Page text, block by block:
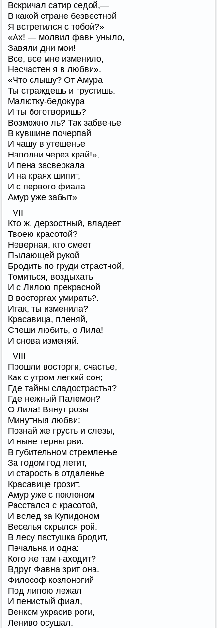
Вскричал сатир седой,—
В какой стране безвестной
Я встретился с тобой?»
«Ах! — молвил фавн уныло,
Завяли дни мои!
Все, все мне изменило,
Несчастен я в любви».
«Что слышу? От Амура
Ты страждешь и грустишь,
Малютку-бедокура
И ты боготворишь?
Возможно ль? Так забвенье
В кувшине почерпай
И чашу в утешенье
Наполни через край!»,
И пена засверкала
И на краях шипит,
И с первого фиала
Амур уже забыт»
VII
Кто ж, дерзостный, владеет
Твоею красотой?
Неверная, кто смеет
Пылающей рукой
Бродить по груди страстной,
Томиться, воздыхать
И с Лилою прекрасной
В восторгах умирать?.
Итак, ты изменила?
Красавица, пленяй,
Спеши любить, о Лила!
И снова изменяй.
VIII
Прошли восторги, счастье,
Как с утром легкий сон;
Где тайны сладострастья?
Где нежный Палемон?
О Лила! Вянут розы
Минутныя любви:
Познай же грусть и слезы,
И ныне терны рви.
В губительном стремленье
За годом год летит,
И старость в отдаленье
Красавице грозит.
Амур уже с поклоном
Расстался с красотой,
И вслед за Купидоном
Веселья скрылся рой.
В лесу пастушка бродит,
Печальна и одна:
Кого же там находит?
Вдруг Фавна зрит она.
Философ козлоногий
Под липою лежал
И пенистый фиал,
Венком украсив роги,
Лениво осушал.